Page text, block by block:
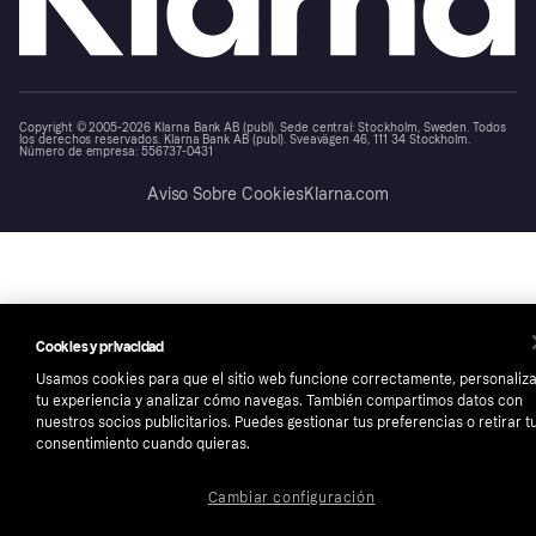
Copyright © 2005-2026 Klarna Bank AB (publ). Sede central: Stockholm, Sweden. Todos
los derechos reservados. Klarna Bank AB (publ). Sveavägen 46, 111 34 Stockholm.
Número de empresa: 556737-0431
Aviso Sobre CookiesKlarna.com
Cookies y privacidad
Usamos cookies para que el sitio web funcione correctamente,
tu experiencia y analizar cómo navegas. También compartimos datos con
nuestros socios publicitarios. Puedes gestionar tus preferencias o retirar
consentimiento cuando quieras.
Cambiar configuración